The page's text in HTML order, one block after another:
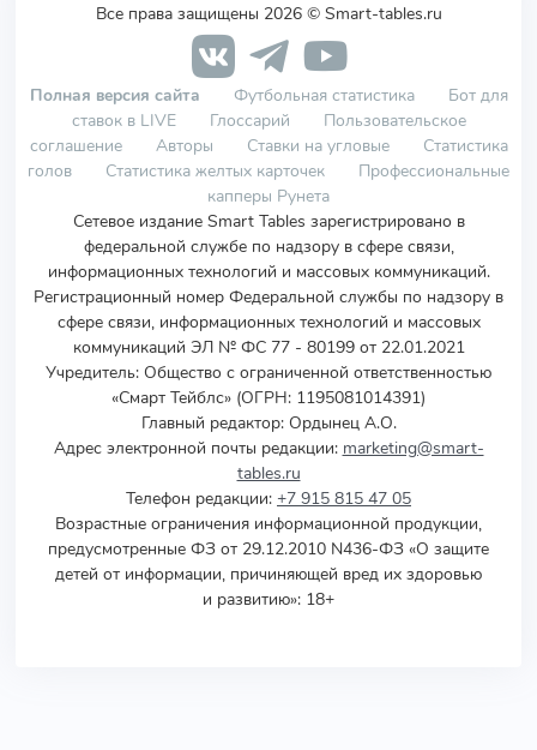
Все права защищены 2026 © Smart-tables.ru
Полная версия сайта Футбольная статистика
Бот для
ставок в LIVE
Глоссарий
Пользовательское
соглашение
Авторы Ставки на угловые
Статистика
голов
Статистика желтых карточек
Профессиональные
капперы Рунета
Сетевое издание Smart Tables зарегистрировано в
федеральной службе по надзору в сфере связи,
информационных технологий и массовых коммуникаций.
Регистрационный номер Федеральной службы по надзору в
сфере связи, информационных технологий и массовых
коммуникаций ЭЛ № ФС 77 - 80199 от 22.01.2021
Учредитель: Общество с ограниченной ответственностью
«Смарт Тейблс» (ОГРН: 1195081014391)
Главный редактор: Ордынец А.О.
Адрес электронной почты редакции: marketing@smart-
tables.ru
Телефон редакции: +7 915 815 47 05
Возрастные ограничения информационной продукции,
предусмотренные ФЗ от 29.12.2010 N436-ФЗ «О защите
детей от информации, причиняющей вред их здоровью
и развитию»: 18+